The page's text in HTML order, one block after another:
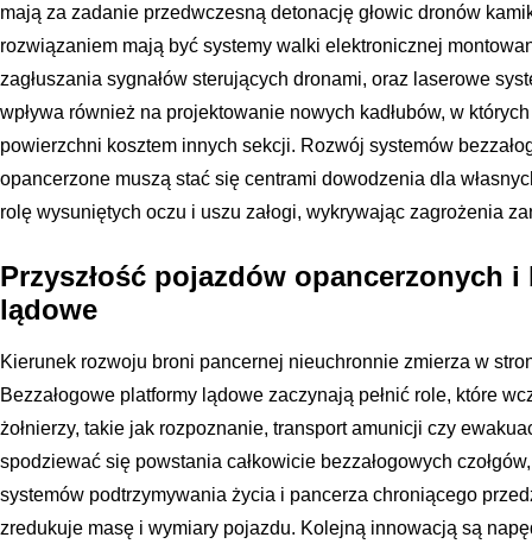
mają za zadanie przedwczesną detonację głowic dronów
rozwiązaniem mają być systemy walki elektronicznej
zagłuszania sygnałów sterujących dronami, oraz laserowe
wpływa również na projektowanie nowych kadłubów, w
powierzchni kosztem innych sekcji. Rozwój systemów
opancerzone muszą stać się centrami dowodzenia dla
rolę wysuniętych oczu i uszu załogi, wykrywając zagrożenia
Przyszłość pojazdów opancerzonych i
lądowe
Kierunek rozwoju broni pancernej nieuchronnie zmierza w
Bezzałogowe platformy lądowe zaczynają pełnić role, które
żołnierzy, takie jak rozpoznanie, transport amunicji czy
spodziewać się powstania całkowicie bezzałogowych
systemów podtrzymywania życia i pancerza chroniącego
zredukuje masę i wymiary pojazdu. Kolejną innowacją są